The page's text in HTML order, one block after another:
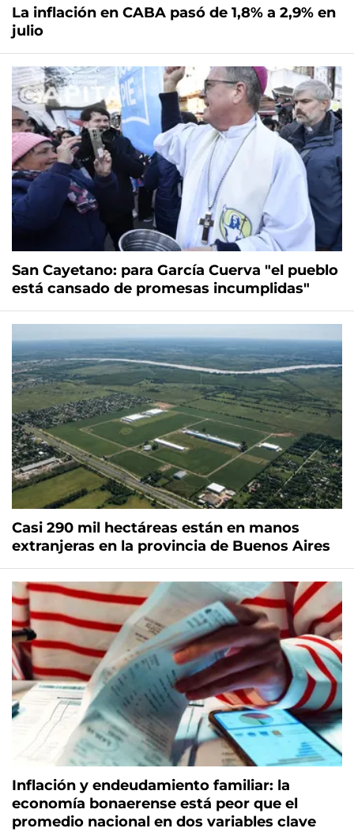
La inflación en CABA pasó de 1,8% a 2,9% en
julio
San Cayetano: para García Cuerva "el pueblo
está cansado de promesas incumplidas"
Casi 290 mil hectáreas están en manos
extranjeras en la provincia de Buenos Aires
Inflación y endeudamiento familiar: la
economía bonaerense está peor que el
promedio nacional en dos variables clave